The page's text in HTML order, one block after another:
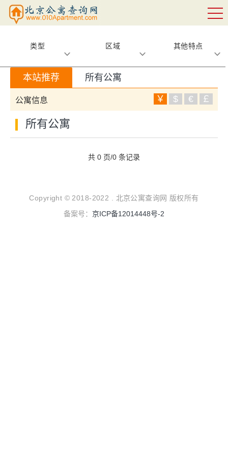
类型 区域 其他特点
本站推荐 所有公寓
公寓信息 ￥ $ € ￡
所有公寓
共 0 页/0 条记录
Copyright © 2018-2022 . 北京公寓查询网 版权所有
备案号： 京ICP备12014448号-2